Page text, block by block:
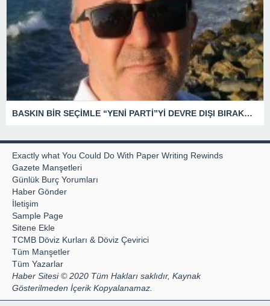
BASKIN BİR SEÇİMLE “YENİ PARTİ”Yİ DEVRE DIŞI BIRAKMAK İÇİN DÜĞMEYE Mİ BASILDI?
Exactly what You Could Do With Paper Writing Rewinds
Gazete Manşetleri
Günlük Burç Yorumları
Haber Gönder
İletişim
Sample Page
Sitene Ekle
TCMB Döviz Kurları & Döviz Çevirici
Tüm Manşetler
Tüm Yazarlar
Haber Sitesi © 2020 Tüm Hakları saklıdır, Kaynak
Gösterilmeden İçerik Kopyalanamaz.